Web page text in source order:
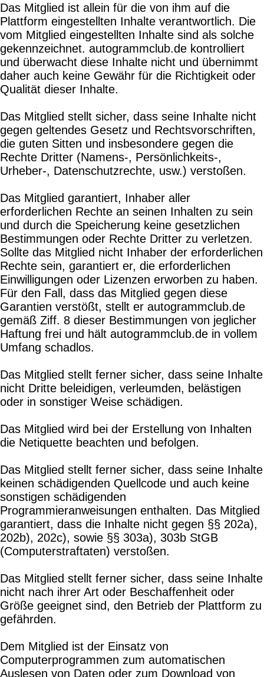
Das Mitglied ist allein für die von ihm auf die
Plattform eingestellten Inhalte verantwortlich. Die
vom Mitglied eingestellten Inhalte sind als solche
gekennzeichnet. autogrammclub.de kontrolliert
und überwacht diese Inhalte nicht und übernimmt
daher auch keine Gewähr für die Richtigkeit oder
Qualität dieser Inhalte.
Das Mitglied stellt sicher, dass seine Inhalte nicht
gegen geltendes Gesetz und Rechtsvorschriften,
die guten Sitten und insbesondere gegen die
Rechte Dritter (Namens-, Persönlichkeits-,
Urheber-, Datenschutzrechte, usw.) verstoßen.
Das Mitglied garantiert, Inhaber aller
erforderlichen Rechte an seinen Inhalten zu sein
und durch die Speicherung keine gesetzlichen
Bestimmungen oder Rechte Dritter zu verletzen.
Sollte das Mitglied nicht Inhaber der erforderlichen
Rechte sein, garantiert er, die erforderlichen
Einwilligungen oder Lizenzen erworben zu haben.
Für den Fall, dass das Mitglied gegen diese
Garantien verstößt, stellt er autogrammclub.de
gemäß Ziff. 8 dieser Bestimmungen von jeglicher
Haftung frei und hält autogrammclub.de in vollem
Umfang schadlos.
Das Mitglied stellt ferner sicher, dass seine Inhalte
nicht Dritte beleidigen, verleumden, belästigen
oder in sonstiger Weise schädigen.
Das Mitglied wird bei der Erstellung von Inhalten
die Netiquette beachten und befolgen.
Das Mitglied stellt ferner sicher, dass seine Inhalte
keinen schädigenden Quellcode und auch keine
sonstigen schädigenden
Programmieranweisungen enthalten. Das Mitglied
garantiert, dass die Inhalte nicht gegen §§ 202a),
202b), 202c), sowie §§ 303a), 303b StGB
(Computerstraftaten) verstoßen.
Das Mitglied stellt ferner sicher, dass seine Inhalte
nicht nach ihrer Art oder Beschaffenheit oder
Größe geeignet sind, den Betrieb der Plattform zu
gefährden.
Dem Mitglied ist der Einsatz von
Computerprogrammen zum automatischen
Auslesen von Daten oder zum Download von